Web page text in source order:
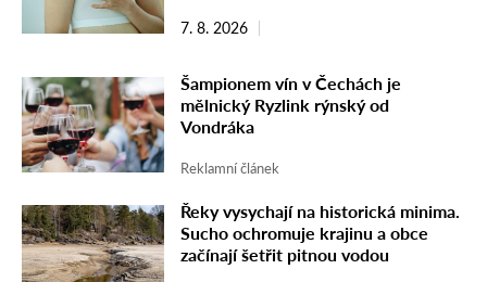
7. 8. 2026
Šampionem vín v Čechách je
mělnický Ryzlink rýnský od
Vondráka
Reklamní článek
Řeky vysychají na historická minima.
Sucho ochromuje krajinu a obce
začínají šetřit pitnou vodou